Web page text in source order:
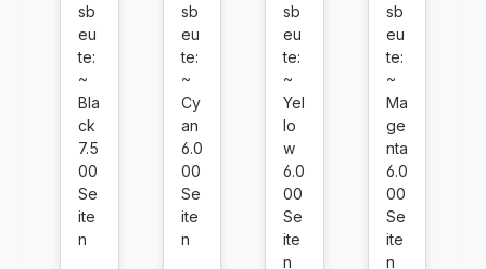
To
ne
r
fü
r
H
P
W
2
0
sb
eu
te:
~
Bla
ck
7.5
00
Se
ite
n
To
ne
r
fü
r
H
P
W
2
0
sb
eu
te:
~
Cy
an
6.0
00
Se
ite
n
To
ne
r
fü
r
H
P
W
2
0
sb
eu
te:
~
Yel
lo
w
6.0
00
Se
ite
n
To
ne
r
fü
r
H
P
W
2
0
sb
eu
te:
~
Ma
ge
nta
6.0
00
Se
ite
n